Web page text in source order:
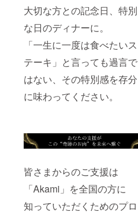
大切な方との記念日、特別
な日のディナーに。
「一生に一度は食べたいス
テーキ」と言っても過言で
はない、その特別感を存分
に味わってください。
皆さまからのご支援は
「Akami」を全国の方に
知っていただくためのプロ